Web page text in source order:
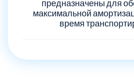
предназначены для
максимальной
время
Волоколамский